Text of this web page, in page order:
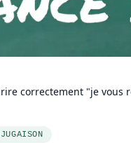
correctement "je vous